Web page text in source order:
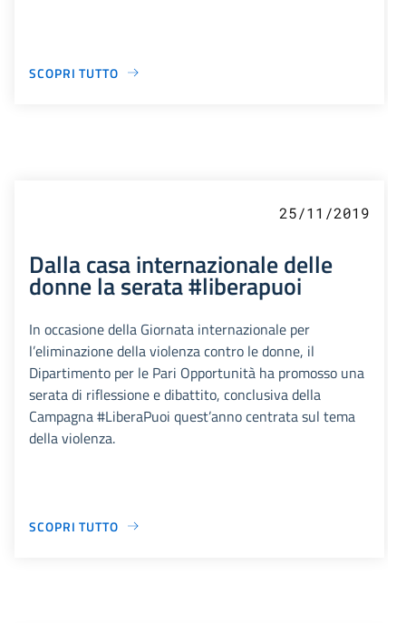
SCOPRI TUTTO
25/11/2019
Dalla casa internazionale delle
donne la serata #liberapuoi
In occasione della Giornata internazionale per
l’eliminazione della violenza contro le donne, il
Dipartimento per le Pari Opportunità ha promosso una
serata di riflessione e dibattito, conclusiva della
Campagna #LiberaPuoi quest’anno centrata sul tema
della violenza.
SCOPRI TUTTO